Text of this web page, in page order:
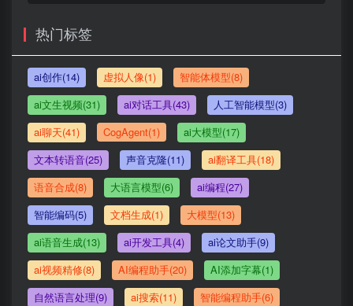
热门标签
ai创作(14) 虚拟人像(1)
智能体模型(8)
ai文生视频(31)
ai对话工具(43)
人工智能模型(3)
ai聊天(41)
CogAgent(1)
ai大模型(17)
文本转语音(25)
声音克隆(11)
ai翻译工具(18)
语音合成(8)
大语言模型(6)
ai编程(27)
智能编码(5)
文档生成(1)
大模型(13)
ai语音生成(13)
ai开发工具(4)
ai论文助手(9)
ai视频精修(8)
AI编程助手(20)
AI添加字幕(1)
自然语言处理(9)
ai搜索(11) 智能编程助手(6)